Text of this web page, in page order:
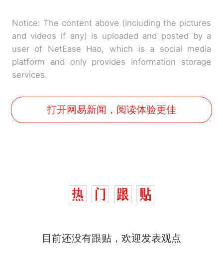
Notice: The content above (including the pictures
and videos if any) is uploaded and posted by a
user of NetEase Hao, which is a social media
platform and only provides information storage
services.
打开网易新闻，阅读体验更佳
目前还没有跟贴，欢迎发表观点